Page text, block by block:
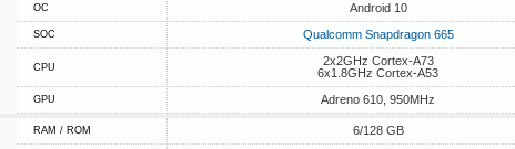
ОС Android 10
SOC Qualcomm Snapdragon 665
CPU
2x2GHz Cortex-A73
6x1.8GHz Cortex-A53
GPU Adreno 610, 950MHz
RAM / ROM 6/128 GB